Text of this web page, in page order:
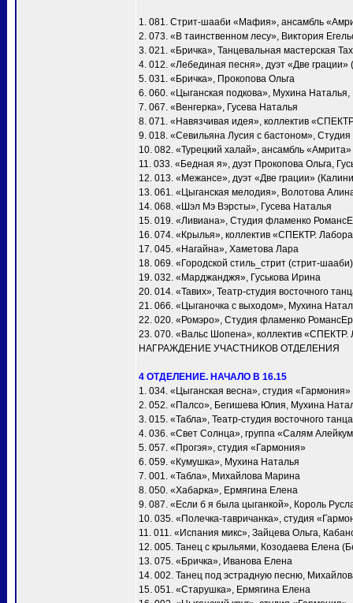
1. 081. Стрит-шааби «Мафия», ансамбль
2. 073. «В таинственном лесу», Виктория
3. 021. «Бричка», Танцевальная мастерская
4. 012. «Лебединая песня», дуэт «Две
5. 031. «Бричка», Прокопова Ольга
6. 060. «Цыганская подкова», Мухина
7. 067. «Венгерка», Гусева Наталья
8. 071. «Навязчивая идея», коллектив
9. 018. «Севильяна Лусия с бастоном»,
10. 082. «Турецкий халай», ансамбль «Амрита»
11. 033. «Бедная я», дуэт Прокопова Ольга,
12. 013. «Межансе», дуэт «Две грации»
13. 061. «Цыганская мелодия», Волотова
14. 068. «Шэл Мэ Вэрсты», Гусева Наталья
15. 019. «Ливиана», Студия фламенко
16. 074. «Крылья», коллектив «СПЕКТР.
17. 045. «Нагайна», Хаметова Лара
18. 069. «Городской стиль_стрит (стрит-
19. 032. «Марджанджя», Гуськова Ирина
20. 014. «Тавих», Театр-студия восточного
21. 066. «Цыганочка с выходом», Мухина
22. 020. «Ромэро», Студия фламенко
23. 070. «Вальс Шопена», коллектив «СПЕКТР.
НАГРАЖДЕНИЕ УЧАСТНИКОВ ОТДЕЛЕНИЯ
4 ОТДЕЛЕНИЕ. НАЧАЛО В 16.15
1. 034. «Цыганская весна», студия «Гармония»
2. 052. «Палсо», Бегишева Юлия, Мухина
3. 015. «Табла», Театр-студия восточного
4. 036. «Свет Солнца», группа «Салям
5. 057. «Прогэя», студия «Гармония»
6. 059. «Кумушка», Мухина Наталья
7. 001. «Taбла», Михайлова Марина
8. 050. «Хабарка», Ермягина Елена
9. 087. «Если б я была цыганкой», Король
10. 035. «Полечка-тавричанка», студия
11. 011. «Испания микс», Зайцева Ольга,
12. 005. Танец с крыльями, Козодаева Елена
13. 075. «Бричка», Иванова Елена
14. 002. Танец под эстрадную песню,
15. 051. «Старушка», Ермягина Елена